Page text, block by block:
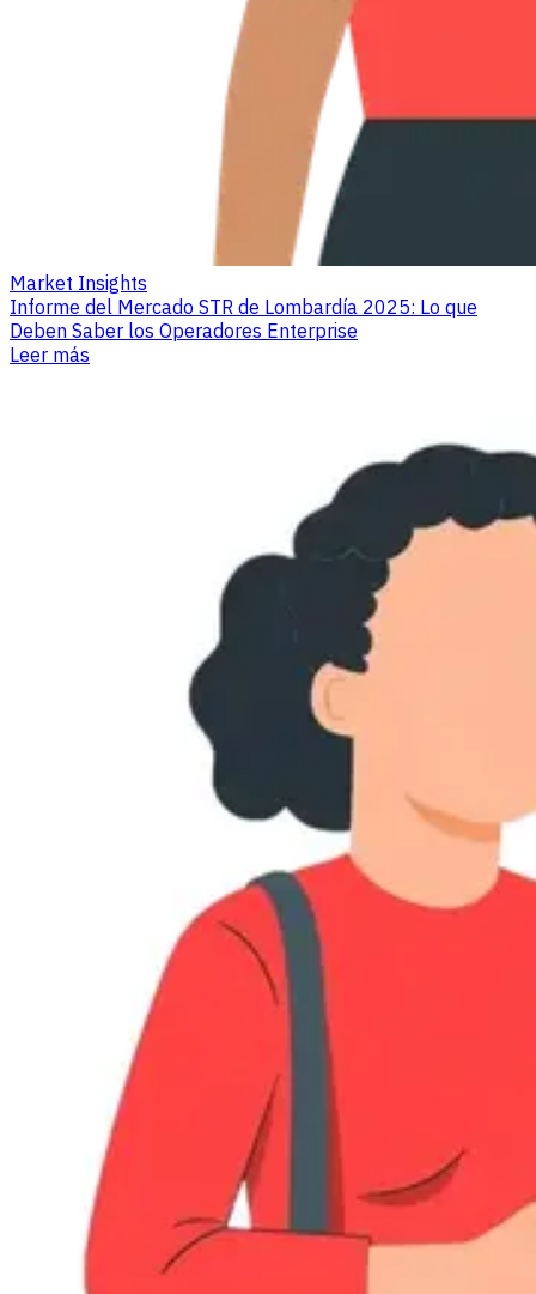
Market Insights
Informe del Mercado STR de Lombardía 2025: Lo que
Deben Saber los Operadores Enterprise
Leer más